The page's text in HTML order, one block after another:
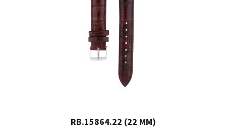
RB.15864.22 (22 MM)